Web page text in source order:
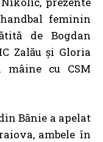
feminin
de Bogdan
Zalău și Gloria
mâine cu CSM
Bănie a apelat
ambele în